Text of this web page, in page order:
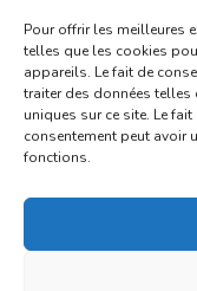
Pour offrir les meilleures
telles que les cookies
appareils. Le fait de
traiter des données
uniques sur ce site. Le
consentement peut avoir
fonctions.
Fouillade)
du 4
Fabre)